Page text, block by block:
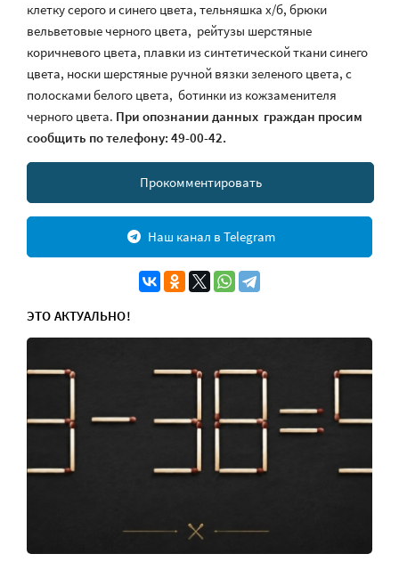
клетку серого и синего цвета, тельняшка х/б, брюки
вельветовые черного цвета, рейтузы шерстяные
коричневого цвета, плавки из синтетической ткани синего
цвета, носки шерстяные ручной вязки зеленого цвета, с
полосками белого цвета, ботинки из кожзаменителя
черного цвета. При опознании данных граждан просим
сообщить по телефону: 49-00-42.
Прокомментировать
Наш канал в Telegram
ЭТО АКТУАЛЬНО!